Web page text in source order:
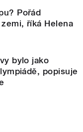
Pořád
říká Helena
bylo jako
popisuje